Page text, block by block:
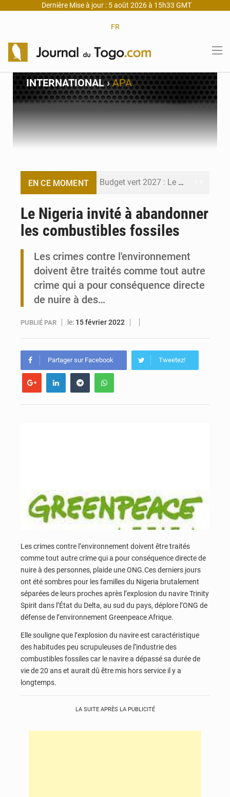
Dernière Mise à jour : 5 août 2026 à 15h33 GMT
FR
INTERNATIONAL›APA
EN CE MOMENT Budget vert 2027 : Le ministère de l’Économie forme ses cadres à Lomé
Victoire Dogbé prône l’engagement politique des femmes à Kigali
Le Nigeria invité à abandonner
les combustibles fossiles
Les crimes contre l'environnement
doivent être traités comme tout autre
crime qui a pour conséquence directe
de nuire à des…
PUBLIÉ PAR le: 15 février 2022
Partager sur Facebook Tweetez!
Les crimes contre l’environnement doivent être traités
comme tout autre crime qui a pour conséquence directe de
nuire à des personnes, plaide une ONG.Ces derniers jours
ont été sombres pour les familles du Nigeria brutalement
séparées de leurs proches après l’explosion du navire Trinity
Spirit dans l’État du Delta, au sud du pays, déplore l’ONG de
défense de l’environnement Greenpeace Afrique.
Elle souligne que l’explosion du navire est caractéristique
des habitudes peu scrupuleuses de l’industrie des
combustibles fossiles car le navire a dépassé sa durée de
vie de 20 ans et aurait dû être mis hors service il y a
longtemps.
LA SUITE APRÈS LA PUBLICITÉ